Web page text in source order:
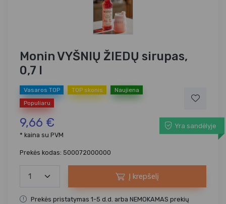
Monin VYŠNIŲ ŽIEDŲ sirupas,
0,7 l
Vasaros TOP TOP skonis
Naujiena
Populiaru
9,66 €
Yra sandėlyje
* kaina su PVM
Prekės kodas: 500072000000
Į krepšelį
Prekės pristatymas 1-5 d.d. arba NEMOKAMAS prekių